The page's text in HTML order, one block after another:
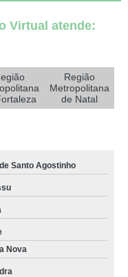
Cruz
Virtual atende:
Região
Metropolitana
de Natal
Santo Agostinho
Nova